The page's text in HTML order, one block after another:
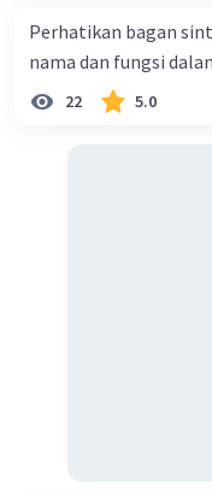
Perhatikan bagan sintesis
nama dan fungsi
22 5.0